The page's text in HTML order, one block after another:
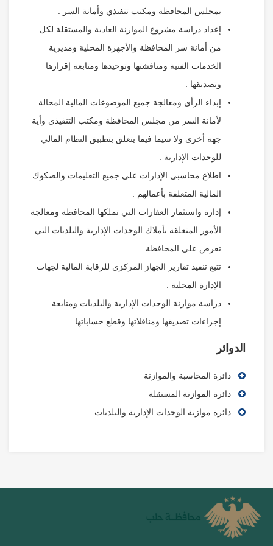
بمجلس المحافظة ومكتب تنفيذي وأمانة السر .
إعداد دراسة مشروع الموازنة العادية والمستقلة لكل
من أمانة سر المحافظة والأجهزة المحلية ومديرية
الخدمات الفنية ومناقشتها وتوحيدها ومتابعة إقرارها
وتصديقها .
إبداء الرأي ومعالجة جميع الموضوعات المالية المحالة
لأمانة السر من مجلس المحافظة ومكتب التنفيذي وأية
جهة أخرى ولا سيما فيما يتعلق بتطبيق النظام المالي
للوحدات الإدارية .
اطلاع محاسبي الإدارات على جميع التعليمات والصكوك
المالية المتعلقة بأعمالهم .
إدارة واستثمار العقارات التي تملكها المحافظة ومعالجة
الأمور المتعلقة بأملاك الوحدات الإدارية والبلديات التي
تعرض على المحافظة .
تتبع تنفيذ تقارير الجهاز المركزي للرقابة المالية لجهات
الإدارة المحلية .
دراسة موازنة الوحدات الإدارية والبلديات ومتابعة
إجراءات تصديقها ومناقلاتها وقطع حساباتها .
الدوائر
دائرة المحاسبة والموازنة
دائرة الموازنة المستقلة
دائرة موازنة الوحدات الإدارية والبلديات